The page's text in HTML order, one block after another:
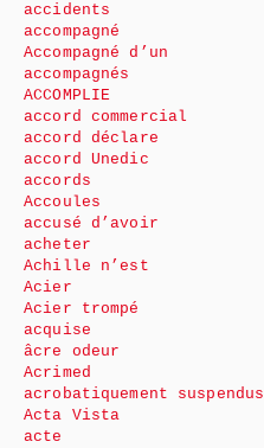
accidents
accompagné
Accompagné d’un
accompagnés
ACCOMPLIE
accord commercial
accord déclare
accord Unedic
accords
Accoules
accusé d’avoir
acheter
Achille n’est
Acier
Acier trompé
acquise
âcre odeur
Acrimed
acrobatiquement suspendus
Acta Vista
acte